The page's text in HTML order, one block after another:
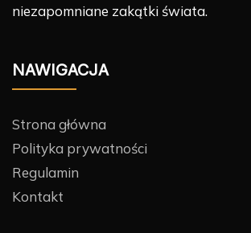
niezapomniane zakątki świata.
NAWIGACJA
Strona główna
Polityka prywatności
Regulamin
Kontakt